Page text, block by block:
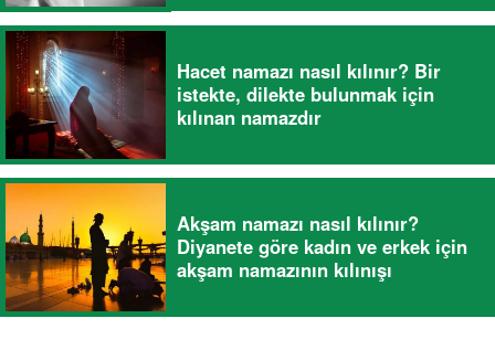
Hacet namazı nasıl kılınır? Bir
istekte, dilekte bulunmak için
kılınan namazdır
Akşam namazı nasıl kılınır?
Diyanete göre kadın ve erkek için
akşam namazının kılınışı